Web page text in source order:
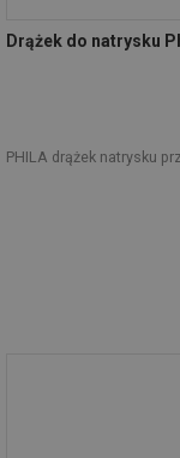
Drążek do natrysku
PHILA drążek natrysku